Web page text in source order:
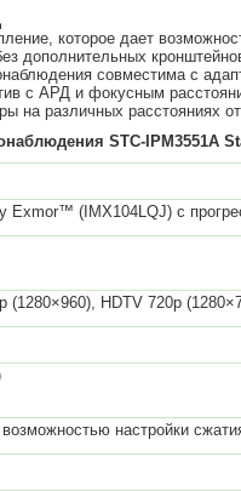
которое дает
дополнительных
совместима с
с АРД и фокусным
на различных расстояниях
STC-IPM3551A
Exmor™ (IMX104LQJ) с
(1280×960), HDTV 720p
настройки